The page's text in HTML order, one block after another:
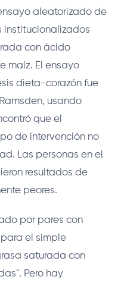
aleatorizado de
institucionalizados
con ácido
maíz. El ensayo
dieta-corazón fue
usando
que el
de intervención no
Las personas en el
resultados de
peores.
por pares con
el simple
saturada con
Pero hay